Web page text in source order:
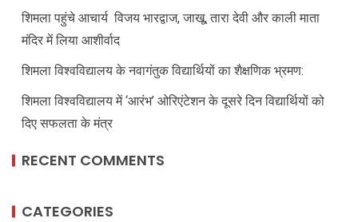
शिमला पहुंचे आचार्य विजय भारद्वाज, जाखू, तारा देवी और काली माता
मंदिर में लिया आशीर्वाद
शिमला विश्वविद्यालय के नवागंतुक विद्यार्थियों का शैक्षणिक भ्रमण:
शिमला विश्वविद्यालय में ‘आरंभ’ ओरिएंटेशन के दूसरे दिन विद्यार्थियों को
दिए सफलता के मंत्र
RECENT COMMENTS
CATEGORIES